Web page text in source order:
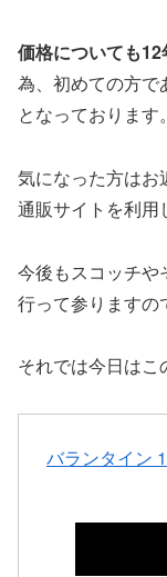
価格についても
為、初めての方で
となっております。
気になった方はお
通販サイトを利用
今後もスコッチや
行って参りますの
それでは今日はこ
バランタイン